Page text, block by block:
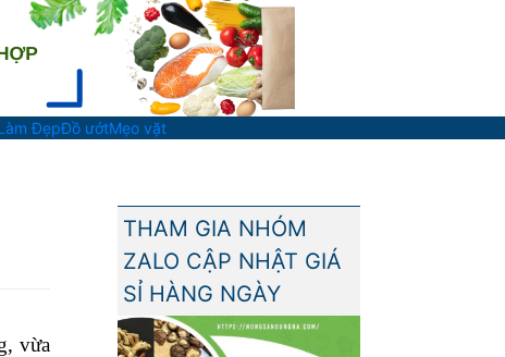
ĐẹpĐồ ướtMẹo vặt
vừa
THAM GIA NHÓM
ZALO CẬP NHẬT GIÁ
SỈ HÀNG NGÀY